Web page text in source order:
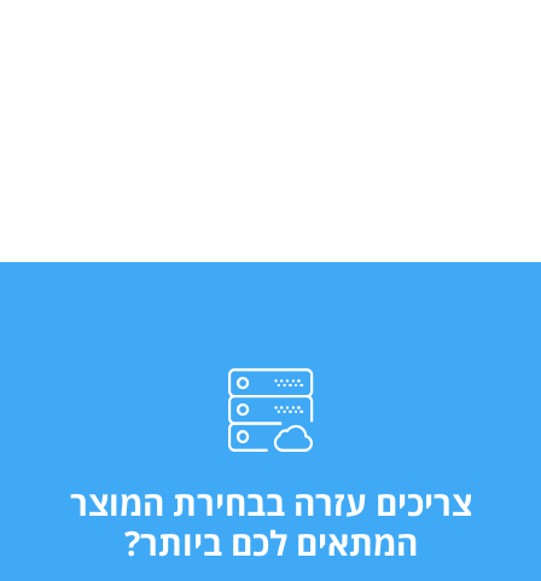
צריכים עזרה בבחירת המוצר
המתאים לכם ביותר?